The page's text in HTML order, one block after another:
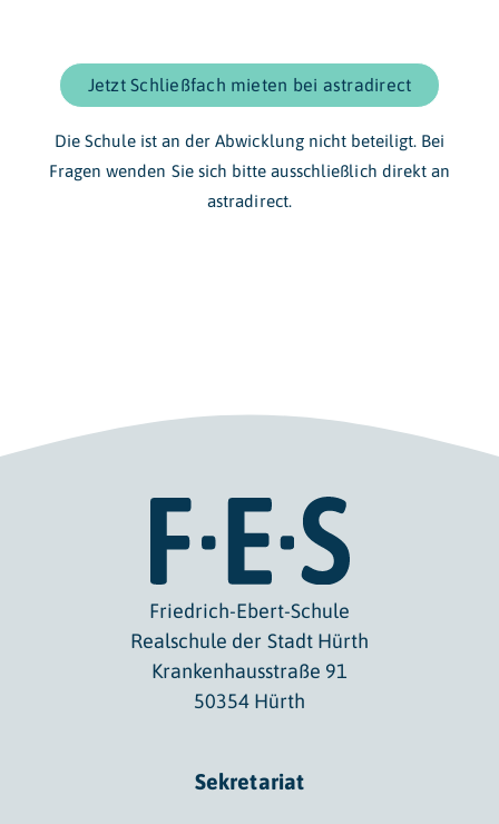
Jetzt Schließfach mieten bei astradirect
Die Schule ist an der Abwicklung nicht beteiligt. Bei
Fragen wenden Sie sich bitte ausschließlich direkt an
astradirect.
Friedrich-Ebert-Schule
Realschule der Stadt Hürth
Krankenhausstraße 91
50354 Hürth
Sekretariat